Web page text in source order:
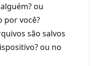
ou
por você?
são salvos
ou no